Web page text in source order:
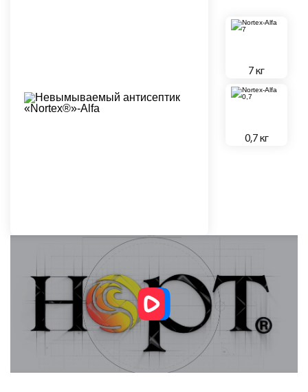
0,7 кг
7 кг